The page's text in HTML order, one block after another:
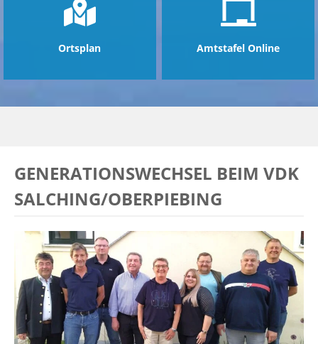
Ortsplan Amtstafel Online
GENERATIONSWECHSEL BEIM VDK
SALCHING/OBERPIEBING